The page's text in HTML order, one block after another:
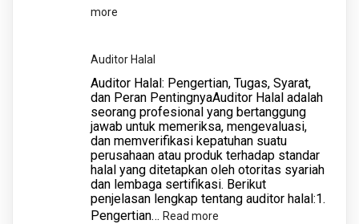
more
Auditor Halal
Auditor Halal: Pengertian, Tugas, Syarat,
dan Peran PentingnyaAuditor Halal adalah
seorang profesional yang bertanggung
jawab untuk memeriksa, mengevaluasi,
dan memverifikasi kepatuhan suatu
perusahaan atau produk terhadap standar
halal yang ditetapkan oleh otoritas syariah
dan lembaga sertifikasi. Berikut
penjelasan lengkap tentang auditor halal:1.
Pengertian… Read more